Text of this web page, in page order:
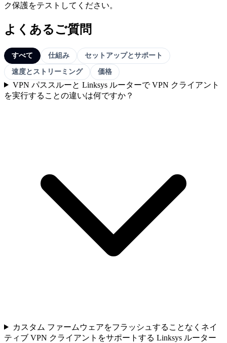
ク保護をテストしてください。
よくあるご質問
すべて 仕組み
セットアップとサポート
速度とストリーミング
価格
VPN パススルーと Linksys ルーターで VPN クライアント
を実行することの違いは何ですか？
カスタム ファームウェアをフラッシュすることなくネイ
ティブ VPN クライアントをサポートする Linksys ルーター